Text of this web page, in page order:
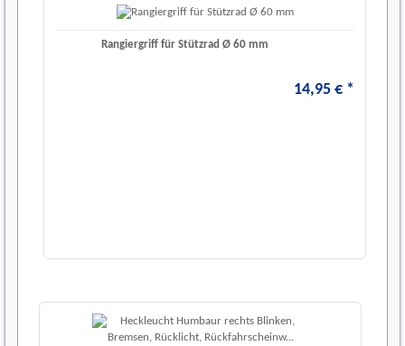
Rangiergriff für Stützrad Ø 60 mm
14,95 € *